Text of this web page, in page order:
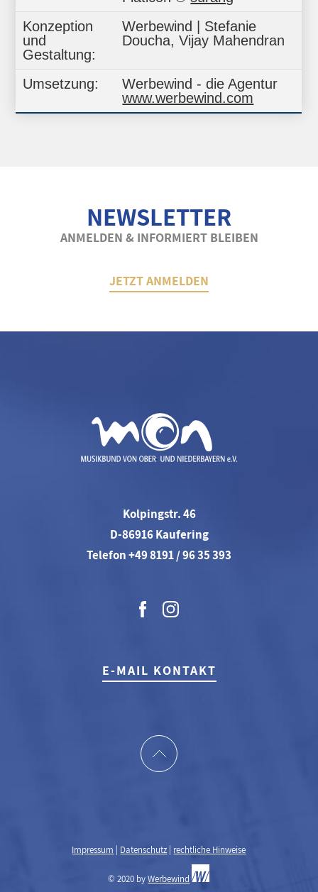
Konzeption
und
Gestaltung:
Werbewind | Stefanie
Doucha, Vijay Mahendran
Umsetzung:
Werbewind - die Agentur
www.werbewind.com
NEWSLETTER
ANMELDEN & INFORMIERT BLEIBEN
JETZT ANMELDEN
Kolpingstr. 46
D-86916 Kaufering
Telefon +49 8191 / 96 35 393
E-MAIL KONTAKT
Impressum Datenschutz rechtliche Hinweise
© 2020 byWerbewind